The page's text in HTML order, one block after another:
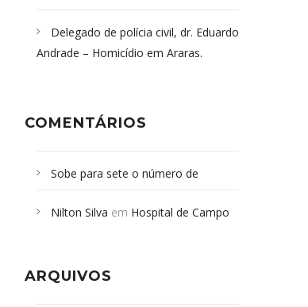
Delegado de polícia civil, dr. Eduardo
Andrade – Homicídio em Araras.
COMENTÁRIOS
Sobe para sete o número de
desabamento em São Paulo - Revista
sepultados em SP
Nilton Silva em Hospital de Campo
ARQUIVOS